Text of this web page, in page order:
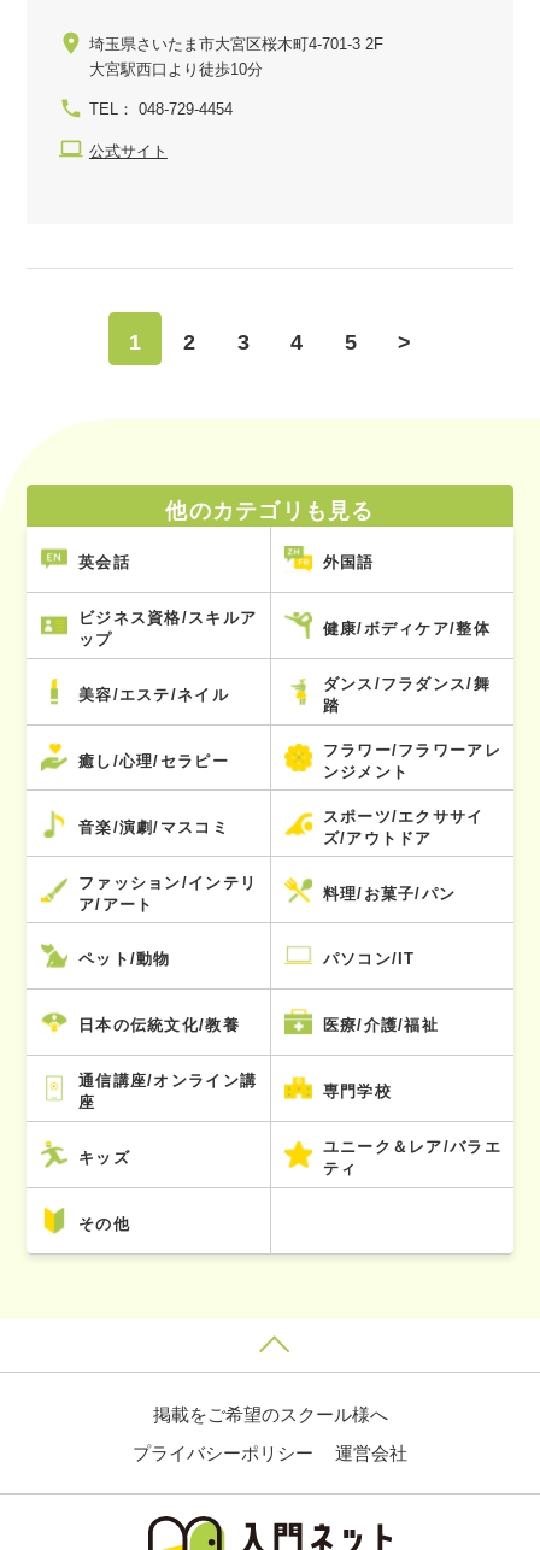
埼玉県さいたま市大宮区桜木町4-701-3 2F
大宮駅西口より徒歩10分
TEL： 048-729-4454
公式サイト
1 2 3 4 5 >
他のカテゴリも見る
英会話 外国語
ビジネス資格/スキルア
ップ
健康/ボディケア/整体
美容/エステ/ネイル
ダンス/フラダンス/舞
踏
癒し/心理/セラピー
フラワー/フラワーアレ
ンジメント
音楽/演劇/マスコミ
スポーツ/エクササイ
ズ/アウトドア
ファッション/インテリ
ア/アート
料理/お菓子/パン
ペット/動物 パソコン/IT
日本の伝統文化/教養 医療/介護/福祉
通信講座/オンライン講
座
専門学校
キッズ
ユニーク＆レア/バラエ
ティ
その他
掲載をご希望のスクール様へ
プライバシーポリシー
運営会社